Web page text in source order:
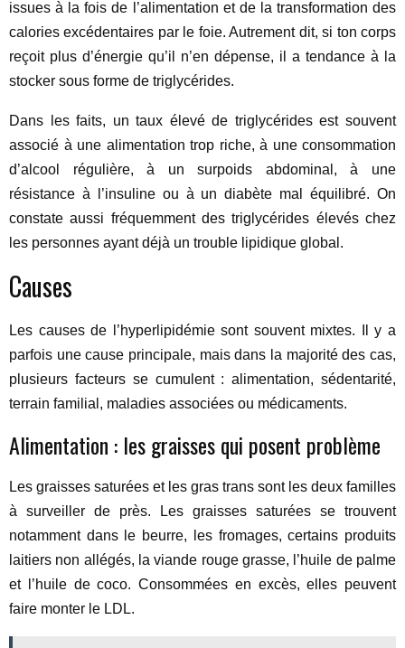
issues à la fois de l’alimentation et de la transformation des
calories excédentaires par le foie. Autrement dit, si ton corps
reçoit plus d’énergie qu’il n’en dépense, il a tendance à la
stocker sous forme de triglycérides.
Dans les faits, un taux élevé de triglycérides est souvent
associé à une alimentation trop riche, à une consommation
d’alcool régulière, à un surpoids abdominal, à une
résistance à l’insuline ou à un diabète mal équilibré. On
constate aussi fréquemment des triglycérides élevés chez
les personnes ayant déjà un trouble lipidique global.
Causes
Les causes de l’hyperlipidémie sont souvent mixtes. Il y a
parfois une cause principale, mais dans la majorité des cas,
plusieurs facteurs se cumulent : alimentation, sédentarité,
terrain familial, maladies associées ou médicaments.
Alimentation : les graisses qui posent problème
Les graisses saturées et les gras trans sont les deux familles
à surveiller de près. Les graisses saturées se trouvent
notamment dans le beurre, les fromages, certains produits
laitiers non allégés, la viande rouge grasse, l’huile de palme
et l’huile de coco. Consommées en excès, elles peuvent
faire monter le LDL.